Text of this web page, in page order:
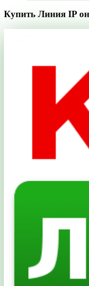
Купить Линия IP